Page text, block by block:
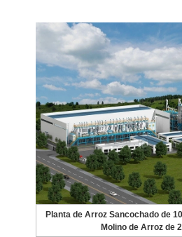
Planta de Arroz Sancochado de
Molino de Arroz de